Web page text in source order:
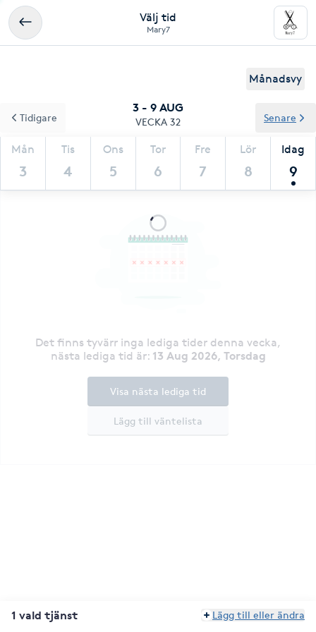
Välj tid
Mary7
Månadsvy
3 - 9 AUG
VECKA 32
Mån
3
Tis
4
Ons
5
Tor
6
Fre
7
Lör
8
Idag
9
Tidigare Senare
Det finns tyvärr inga lediga tider denna vecka,
nästa lediga tid är: 13 Aug 2026, Torsdag
Lägg till väntelista
Visa nästa lediga tid
1 vald tjänst Lägg till eller ändra